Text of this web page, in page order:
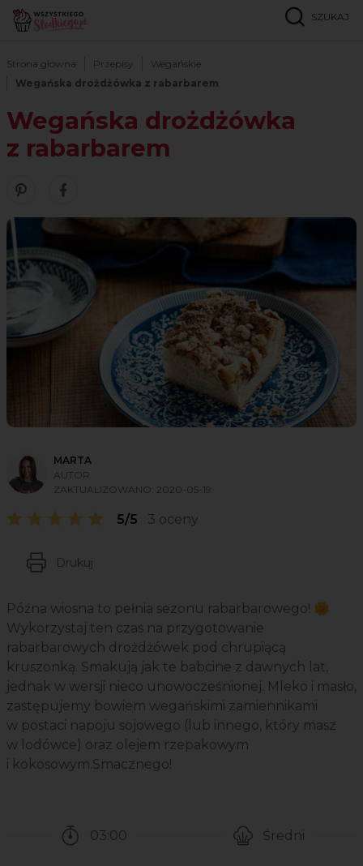
SZUKAJ
Strona główna Przepisy
Wegańskie
Wegańska drożdżówka z rabarbarem
Wegańska drożdżówka
z rabarbarem
Zobacz nasze piny w serwisie Pinterest
Udostępnij ten przepis w serwisie Facebook
MARTA
AUTOR
ZAKTUALIZOWANO: 2020-05-19
5/5 3 oceny
Drukuj
Późna wiosna to pełnia sezonu rabarbarowego! 🌼
Wykorzystaj ten czas na przygotowanie
rabarbarowych drożdżówek pod chrupiącą
kruszonką. Smakują jak te babcine z dawnych lat,
jednak w wersji nieco unowocześnionej. Mleko i masło,
zastępujemy bowiem wegańskimi zamiennikami
w postaci napoju sojowego (lub innego, który masz
w lodówce) oraz olejem rzepakowym
i kokosowym.Smacznego!
03:00
Średni